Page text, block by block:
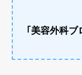
｢美容外科